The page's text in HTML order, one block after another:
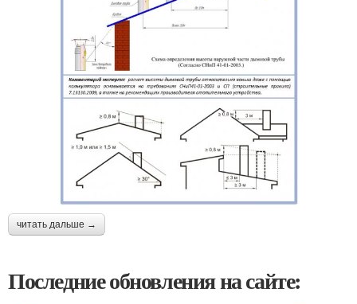
читать дальше →
Последние обновления на сайте: